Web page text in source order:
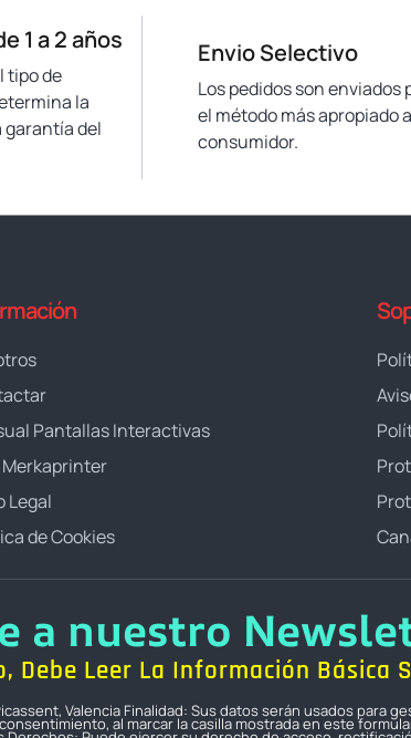
1 a 2 años
tipo de
la
garantía del
Envio Selectivo
Los pedidos son enviados
el método más apropiado
consumidor.
Pantallas Interactivas
Merkaprinter
Legal
de Cookies
a nuestro
Debe Leer La Información Básica
Valencia Finalidad: Sus datos serán usados
al marcar la casilla mostrada en este